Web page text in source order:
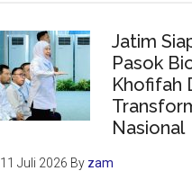
Jatim
Pasok
Khofifah
Nasional
11 Juli 2026 By zam